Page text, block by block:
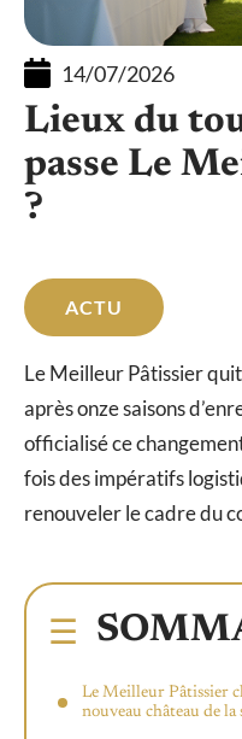
14/07/2026
Lieux du
passe Le
?
ACTU
Le Meilleur Pâtissier
après onze saisons
officialisé ce
fois des impératifs
renouveler le cadre du
Le Meilleur Pâtissier
nouveau château de la